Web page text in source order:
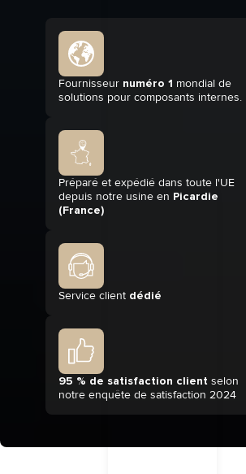
Fournisseur numéro 1 mondial de
solutions pour composants internes.
Préparé et expédié dans toute l'UE
depuis notre usine en Picardie
(France)
Service client dédié
95 % de satisfaction client selon
notre enquête de satisfaction 2024